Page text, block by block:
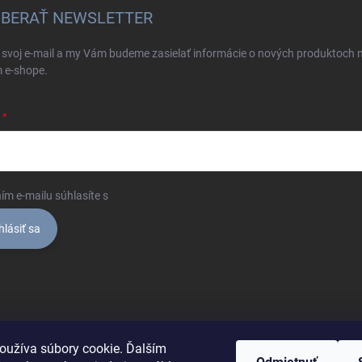
súbory cookie. Ďalším
NEWSLETTER
e-mail a my Vám budeme zasielať informácie o nových produktoch
e-shope.
e-mailu súhlasíte s
sa